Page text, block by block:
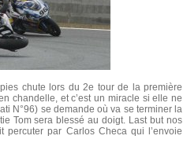
chute lors du 2e tour de la première
chandelle, et c’est un miracle si elle ne
N°96) se demande où va se terminer la
Tom sera blessé au doigt. Last but nos
percuter par Carlos Checa qui l’envoie